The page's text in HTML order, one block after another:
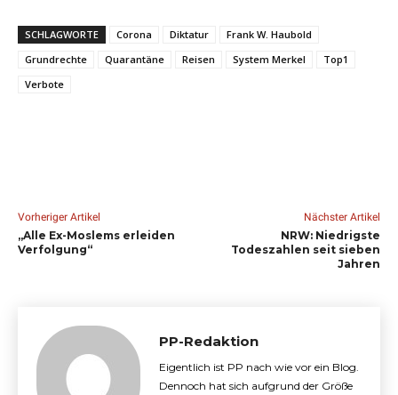
SCHLAGWORTE Corona Diktatur
Frank W. Haubold
Grundrechte
Quarantäne Reisen System Merkel
Top1
Verbote
Vorheriger Artikel
„Alle Ex-Moslems erleiden
Verfolgung“
Nächster Artikel
NRW: Niedrigste
Todeszahlen seit sieben
Jahren
PP-Redaktion
Eigentlich ist PP nach wie vor ein Blog.
Dennoch hat sich aufgrund der Größe